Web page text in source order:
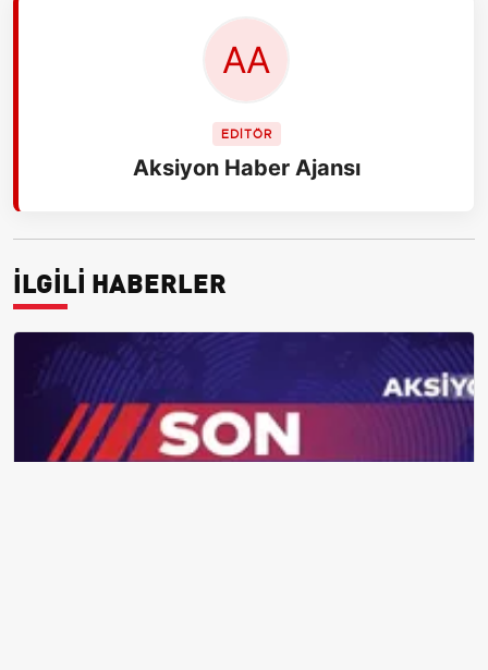
EDİTÖR
Aksiyon Haber Ajansı
İLGİLİ HABERLER